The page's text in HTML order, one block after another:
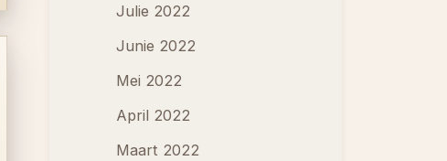
Julie 2022
Junie 2022
Mei 2022
April 2022
Maart 2022